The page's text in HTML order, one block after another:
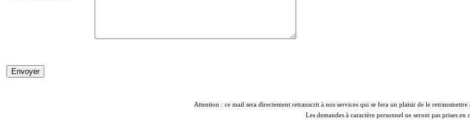
Attention : ce mail sera directement retranscrit à nos services qui se fera un plaisir de le
Les demandes à caractère personnel ne seront pas prises en